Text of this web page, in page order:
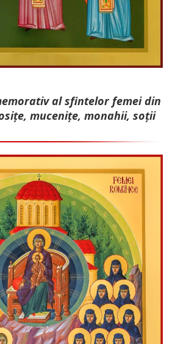
al sfintelor femei din
mu­cenițe, monahii, soții